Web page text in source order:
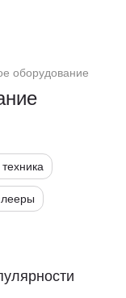
оборудование